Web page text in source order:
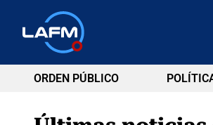
ORDEN PÚBLICO